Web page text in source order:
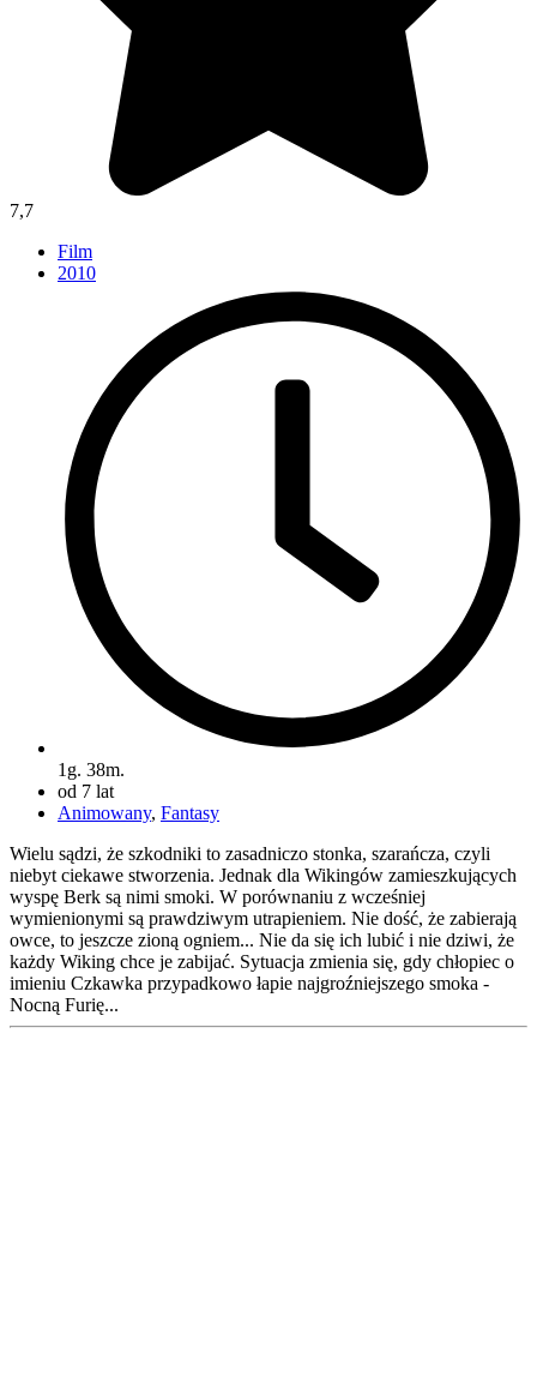
7,7
Film
2010
1g. 38m.
od 7 lat
Animowany, Fantasy
Wielu sądzi, że szkodniki to zasadniczo stonka, szarańcza, czyli
niebyt ciekawe stworzenia. Jednak dla Wikingów zamieszkujących
wyspę Berk są nimi smoki. W porównaniu z wcześniej
wymienionymi są prawdziwym utrapieniem. Nie dość, że zabierają
owce, to jeszcze zioną ogniem... Nie da się ich lubić i nie dziwi, że
każdy Wiking chce je zabijać. Sytuacja zmienia się, gdy chłopiec o
imieniu Czkawka przypadkowo łapie najgroźniejszego smoka -
Nocną Furię...